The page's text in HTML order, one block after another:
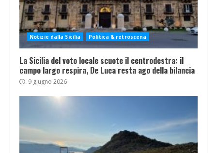
Notizie dalla Sicilia Politica & retroscena
La Sicilia del voto locale scuote il centrodestra: il
campo largo respira, De Luca resta ago della bilancia
9 giugno 2026